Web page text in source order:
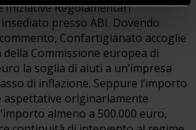
Iniziative Regolamentari
presso ABI. Dovendo
Confartigianato accoglie
della Commissione europea di
la soglia di aiuti a un’impresa
di inflazione. Seppure l’importo
aspettative originariamente
almeno a 500.000 euro,